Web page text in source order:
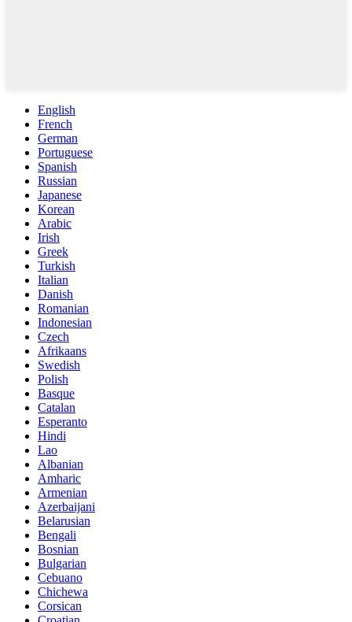
English
French
German
Portuguese
Spanish
Russian
Japanese
Korean
Arabic
Irish
Greek
Turkish
Italian
Danish
Romanian
Indonesian
Czech
Afrikaans
Swedish
Polish
Basque
Catalan
Esperanto
Hindi
Lao
Albanian
Amharic
Armenian
Azerbaijani
Belarusian
Bengali
Bosnian
Bulgarian
Cebuano
Chichewa
Corsican